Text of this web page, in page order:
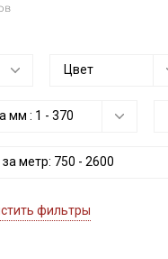
Цвет
мм : 1 - 370
метр: 750 - 2600
фильтры